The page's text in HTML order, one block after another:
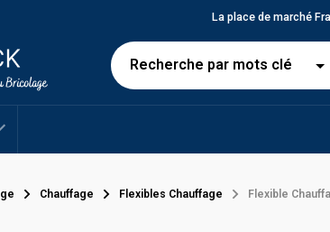
La place de marché
Chauffage Flexibles Chauffage Flexible